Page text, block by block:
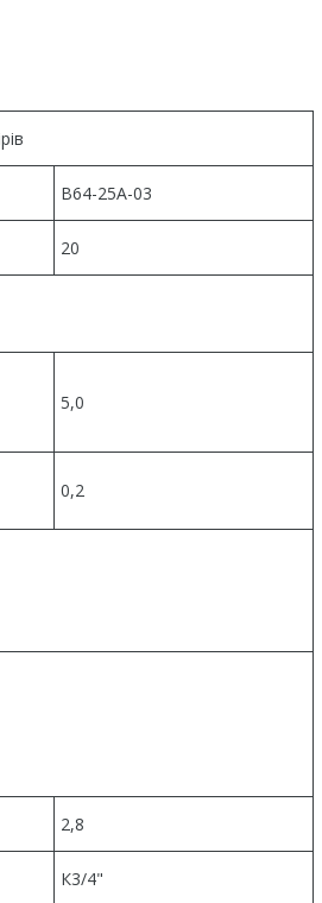
В64-25А-03
20
5,0
0,2
2,8
К3/4"